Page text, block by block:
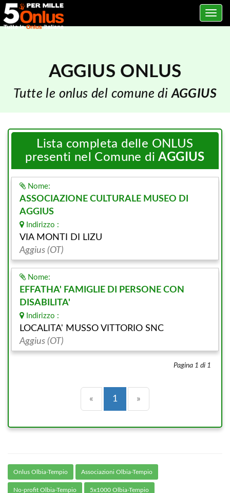
Toggle
AGGIUS ONLUS
Tutte le onlus del comune diAGGIUS
Lista completa delle ONLUS
presenti nel Comune diAGGIUS
Nome:
ASSOCIAZIONE CULTURALE MUSEO DI
AGGIUS
Indirizzo :
VIA MONTI DI LIZU
Aggius (OT)
Nome:
EFFATHA' FAMIGLIE DI PERSONE CON
DISABILITA'
Indirizzo :
LOCALITA' MUSSO VITTORIO SNC
Aggius (OT)
Pagina 1 di 1
« Precedente
1 (current)
»
Onlus Olbia-Tempio Associazioni Olbia-Tempio
No-profit Olbia-Tempio 5x1000 Olbia-Tempio